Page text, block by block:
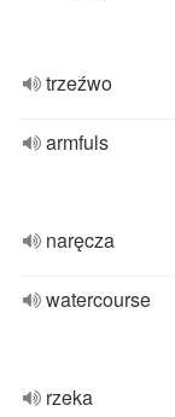
trzeźwo
armfuls
naręcza
watercourse
rzeka